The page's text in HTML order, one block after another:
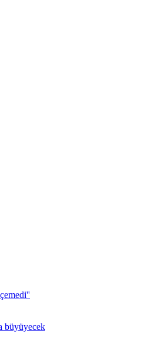
büyüyecek